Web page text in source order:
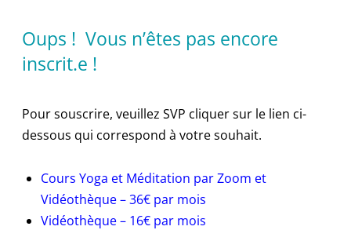
Oups ! Vous n’êtes pas encore
inscrit.e !
Pour souscrire, veuillez SVP cliquer sur le lien ci-
dessous qui correspond à votre souhait.
Cours Yoga et Méditation par Zoom et
Vidéothèque– 36€ par mois
Vidéothèque – 16€ par mois